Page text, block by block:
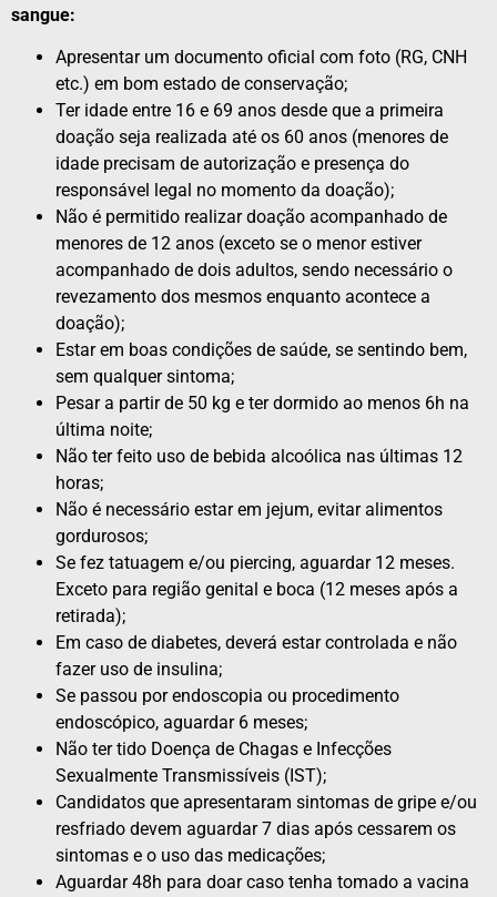
sangue:
Apresentar um documento oficial com foto (RG, CNH
etc.) em bom estado de conservação;
Ter idade entre 16 e 69 anos desde que a primeira
doação seja realizada até os 60 anos (menores de
idade precisam de autorização e presença do
responsável legal no momento da doação);
Não é permitido realizar doação acompanhado de
menores de 12 anos (exceto se o menor estiver
acompanhado de dois adultos, sendo necessário o
revezamento dos mesmos enquanto acontece a
doação);
Estar em boas condições de saúde, se sentindo bem,
sem qualquer sintoma;
Pesar a partir de 50 kg e ter dormido ao menos 6h na
última noite;
Não ter feito uso de bebida alcoólica nas últimas 12
horas;
Não é necessário estar em jejum, evitar alimentos
gordurosos;
Se fez tatuagem e/ou piercing, aguardar 12 meses.
Exceto para região genital e boca (12 meses após a
retirada);
Em caso de diabetes, deverá estar controlada e não
fazer uso de insulina;
Se passou por endoscopia ou procedimento
endoscópico, aguardar 6 meses;
Não ter tido Doença de Chagas e Infecções
Sexualmente Transmissíveis (IST);
Candidatos que apresentaram sintomas de gripe e/ou
resfriado devem aguardar 7 dias após cessarem os
sintomas e o uso das medicações;
Aguardar 48h para doar caso tenha tomado a vacina